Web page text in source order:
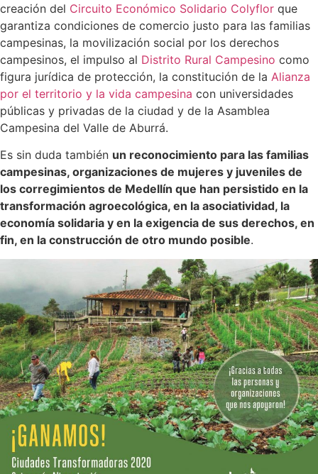
creación del Circuito Económico Solidario Colyflor que
garantiza condiciones de comercio justo para las familias
campesinas, la movilización social por los derechos
campesinos, el impulso al Distrito Rural Campesino como
figura jurídica de protección, la constitución de la Alianza
por el territorio y la vida campesina con universidades
públicas y privadas de la ciudad y de la Asamblea
Campesina del Valle de Aburrá.
Es sin duda también un reconocimiento para las familias
campesinas, organizaciones de mujeres y juveniles de
los corregimientos de Medellín que han persistido en la
transformación agroecológica, en la asociatividad, la
economía solidaria y en la exigencia de sus derechos, en
fin, en la construcción de otro mundo posible.